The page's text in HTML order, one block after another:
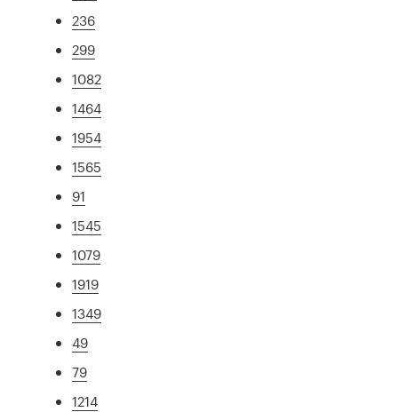
236
299
1082
1464
1954
1565
91
1545
1079
1919
1349
49
79
1214